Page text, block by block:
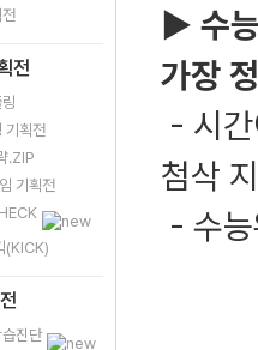
전
기획전
.ZIP
기획전
(KICK)
습진단
▶ 수
가장
- 시
첨삭
- 수